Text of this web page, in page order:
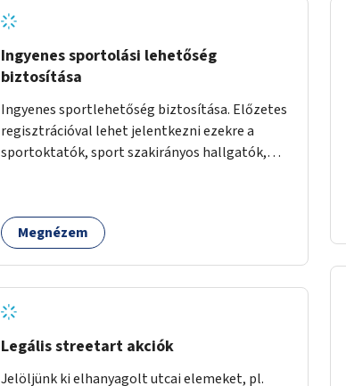
szervezést az Önkormányzat koordinálná, a
tematikát a szakemberek alakítanák ki, külön
figyelmet fordítva a hátrányos helyzetű
gyerekek bevonására is. A program pilot
Ingyenes sportolási lehetőség
biztosítása
Ingyenes sportlehetőség biztosítása. Előzetes
regisztrációval lehet jelentkezni ezekre a
sportoktatók, sport szakirányos hallgatók,
Megnézem
Legális streetart akciók
Jelöljünk ki elhanyagolt utcai elemeket, pl.